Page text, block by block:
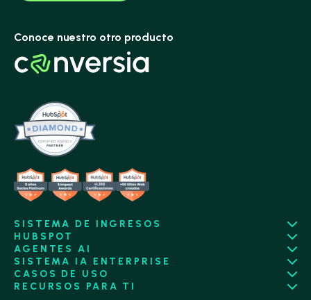
Conoce nuestro otro producto
SISTEMA DE INGRESOS
HUBSPOT
AGENTES AI
SISTEMA IA ENTERPRISE
CASOS DE USO
RECURSOS PARA TI